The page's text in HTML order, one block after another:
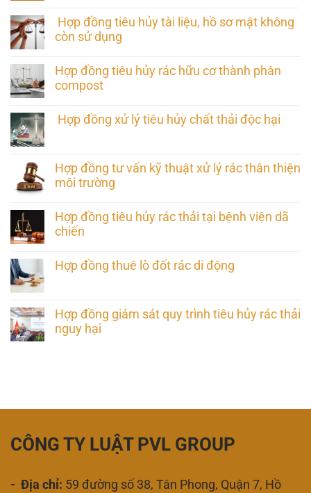
Hợp đồng tiêu hủy tài liệu, hồ sơ mật không
còn sử dụng
Hợp đồng tiêu hủy rác hữu cơ thành phân
compost
Hợp đồng xử lý tiêu hủy chất thải độc hại
Hợp đồng tư vấn kỹ thuật xử lý rác thân thiện
môi trường
Hợp đồng tiêu hủy rác thải tại bệnh viện dã
chiến
Hợp đồng thuê lò đốt rác di động
Hợp đồng giám sát quy trình tiêu hủy rác thải
nguy hại
CÔNG TY LUẬT PVL GROUP
- Địa chỉ: 59 đường số 38, Tân Phong, Quận 7, Hồ